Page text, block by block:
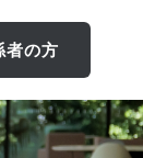
者の方